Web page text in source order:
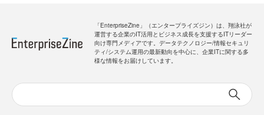
「EnterpriseZine」（エンタープライズジン）は、翔泳社が
運営する企業のIT活用とビジネス成長を支援するITリーダー
向け専門メディアです。データテクノロジー/情報セキュリ
ティ/システム運用の最新動向を中心に、企業ITに関する多
様な情報をお届けしています。